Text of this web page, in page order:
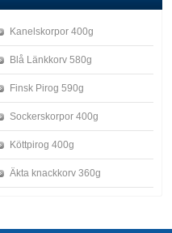
Kanelskorpor 400g
Blå Länkkorv 580g
Finsk Pirog 590g
Sockerskorpor 400g
Köttpirog 400g
Äkta knackkorv 360g